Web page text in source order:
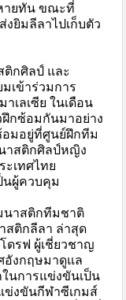
ายทัน ขณะที่
งยิมลีลาไปเก็บตัว
ติกศิลป์ และ
เข้าร่วมการ
เลเซีย ในเดือน
กซ้อมกันมาอย่าง
อมอยู่ที่ศูนย์ฝึกทีม
าสติกศิลป์หญิง
เทศไทย
นผู้ควบคุม
นาสติกทีมชาติ
สติกลีลา ล่าสุด
ดรฟ ผู้เชี่ยวชาญ
อังกฤษมาดูแล
นการแข่งขันเป็น
ข่งขันกีฬาซีเกมส์